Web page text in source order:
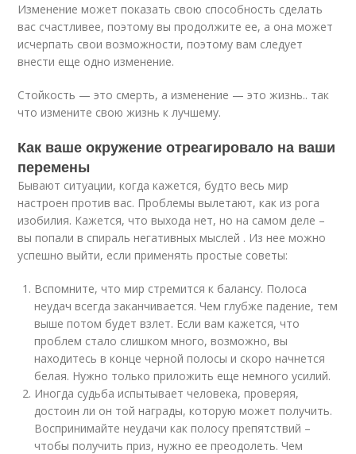
Изменение может показать свою способность сделать
вас счастливее, поэтому вы продолжите ее, а она может
исчерпать свои возможности, поэтому вам следует
внести еще одно изменение.
Стойкость — это смерть, а изменение — это жизнь.. так
что измените свою жизнь к лучшему.
Как ваше окружение отреагировало на ваши
перемены
Бывают ситуации, когда кажется, будто весь мир
настроен против вас. Проблемы вылетают, как из рога
изобилия. Кажется, что выхода нет, но на самом деле –
вы попали в спираль негативных мыслей . Из нее можно
успешно выйти, если применять простые советы:
Вспомните, что мир стремится к балансу. Полоса
неудач всегда заканчивается. Чем глубже падение, тем
выше потом будет взлет. Если вам кажется, что
проблем стало слишком много, возможно, вы
находитесь в конце черной полосы и скоро начнется
белая. Нужно только приложить еще немного усилий.
Иногда судьба испытывает человека, проверяя,
достоин ли он той награды, которую может получить.
Воспринимайте неудачи как полосу препятствий –
чтобы получить приз, нужно ее преодолеть. Чем